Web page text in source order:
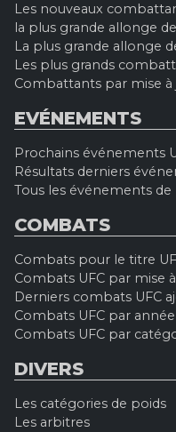
Les nouveaux
la plus grande allonge
La plus grande allonge
Les plus grands
Combattants par mise à
EVÉNEMENTS
Prochains événements
Résultats derniers
Tous les événements de
COMBATS
Combats pour le titre
Combats UFC par mise
Derniers combats UFC
Combats UFC par année
Combats UFC par
DIVERS
Les catégories de poids
Les arbitres